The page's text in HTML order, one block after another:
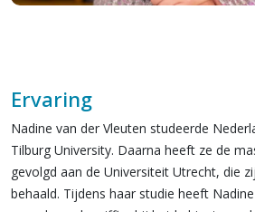
Ervaring
Nadine van der Vleuten studeerde
Tilburg University. Daarna heeft ze de
gevolgd aan de Universiteit Utrecht, die
behaald. Tijdens haar studie heeft